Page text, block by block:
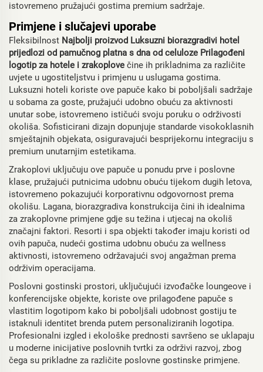
istovremeno pružajući gostima premium sadržaje.
Primjene i slučajevi uporabe
Fleksibilnost Najbolji proizvod Luksuzni biorazgradivi hotel
prijedlozi od pamučnog platna s dna od celuloze Prilagođeni
logotip za hotele i zrakoplove čine ih prikladnima za različite
uvjete u ugostiteljstvu i primjenu u uslugama gostima.
Luksuzni hoteli koriste ove papuče kako bi poboljšali sadržaje
u sobama za goste, pružajući udobno obuću za aktivnosti
unutar sobe, istovremeno ističući svoju poruku o održivosti
okoliša. Sofisticirani dizajn dopunjuje standarde visokoklasnih
smještajnih objekata, osiguravajući besprijekornu integraciju s
premium unutarnjim estetikama.
Zrakoplovi uključuju ove papuče u ponudu prve i poslovne
klase, pružajući putnicima udobnu obuću tijekom dugih letova,
istovremeno pokazujući korporativnu odgovornost prema
okolišu. Lagana, biorazgradiva konstrukcija čini ih idealnima
za zrakoplovne primjene gdje su težina i utjecaj na okoliš
značajni faktori. Resorti i spa objekti također imaju koristi od
ovih papuča, nudeći gostima udobnu obuću za wellness
aktivnosti, istovremeno održavajući svoj angažman prema
održivim operacijama.
Poslovni gostinski prostori, uključujući izvođačke loungeove i
konferencijske objekte, koriste ove prilagođene papuče s
vlastitim logotipom kako bi poboljšali udobnost gostiju te
istaknuli identitet brenda putem personaliziranih logotipa.
Profesionalni izgled i ekološke prednosti savršeno se uklapaju
u moderne inicijative poslovnih tvrtki za održivi razvoj, zbog
čega su prikladne za različite poslovne gostinske primjene.